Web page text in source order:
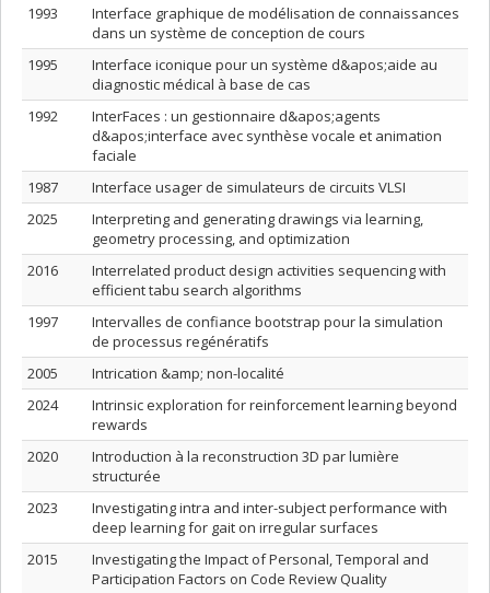
1993
Interface graphique de modélisation de connaissances
dans un système de conception de cours
1995
Interface iconique pour un système d&apos;aide au
diagnostic médical à base de cas
1992
InterFaces : un gestionnaire d&apos;agents
d&apos;interface avec synthèse vocale et animation
faciale
1987
Interface usager de simulateurs de circuits VLSI
2025
Interpreting and generating drawings via learning,
geometry processing, and optimization
2016
Interrelated product design activities sequencing with
efficient tabu search algorithms
1997
Intervalles de confiance bootstrap pour la simulation
de processus regénératifs
2005
Intrication &amp; non-localité
2024
Intrinsic exploration for reinforcement learning beyond
rewards
2020
Introduction à la reconstruction 3D par lumière
structurée
2023
Investigating intra and inter-subject performance with
deep learning for gait on irregular surfaces
2015
Investigating the Impact of Personal, Temporal and
Participation Factors on Code Review Quality